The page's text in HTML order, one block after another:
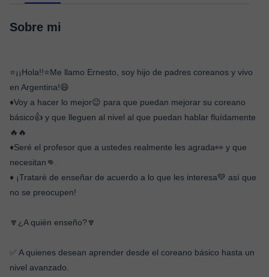
Sobre mi
⭐¡¡Hola!!⭐Me llamo Ernesto, soy hijo de padres coreanos y vivo
en Argentina!😄
♦️Voy a hacer lo mejor😉 para que puedan mejorar su coreano
básico👍 y que lleguen al nivel al que puedan hablar fluídamente
🔥🔥
♦️Seré el profesor que a ustedes realmente les agrada👀 y que
necesitan👊.
♦️ ¡Trataré de enseñar de acuerdo a lo que les interesa💚 así que
no se preocupen!
🔽¿A quién enseño?🔽
✅ A quienes desean aprender desde el coreano básico hasta un
nivel avanzado.